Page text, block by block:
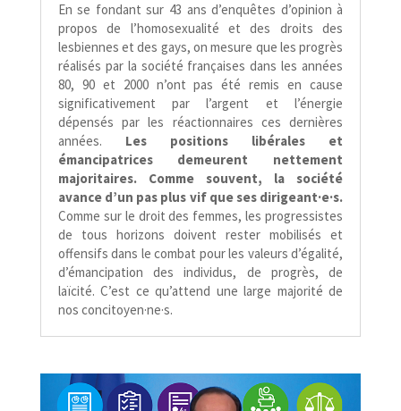
En se fondant sur 43 ans d’enquêtes d’opinion à
propos de l’homosexualité et des droits des
lesbiennes et des gays, on mesure que les progrès
réalisés par la société françaises dans les années
80, 90 et 2000 n’ont pas été remis en cause
significativement par l’argent et l’énergie
dépensés par les réactionnaires ces dernières
années. Les positions libérales et
émancipatrices demeurent nettement
majoritaires. Comme souvent, la société
avance d’un pas plus vif que ses dirigeant·e·s.
Comme sur le droit des femmes, les progressistes
de tous horizons doivent rester mobilisés et
offensifs dans le combat pour les valeurs d’égalité,
d’émancipation des individus, de progrès, de
laïcité. C’est ce qu’attend une large majorité de
nos concitoyen·ne·s.